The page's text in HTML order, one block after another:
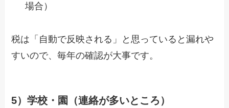
場合）
税は「自動で反映される」と思っていると漏れや
すいので、毎年の確認が大事です。
5）学校・園（連絡が多いところ）